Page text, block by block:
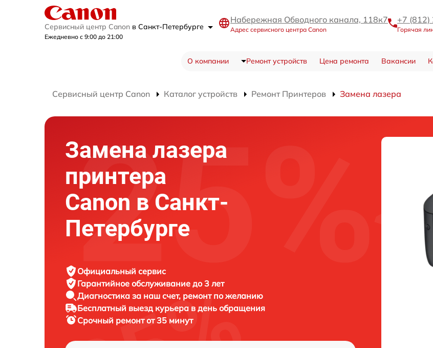
Сервисный центр Canon в Санкт-Петербурге
Ежедневно с 9:00 до 21:00
Набережная Обводного канала, 118к7
Адрес сервисного центра Canon
+7
Горячая
О компании Ремонт устройств Цена ремонта Вакансии
Сервисный центр Canon Каталог устройств Ремонт Принтеров Замена лазера
Замена лазера
принтера
Canon в Санкт-
Петербурге
Официальный сервис
Гарантийное обслуживание до 3 лет
Диагностика за наш счет, ремонт по желанию
Бесплатный выезд курьера в день обращения
Срочный ремонтот 35 минут